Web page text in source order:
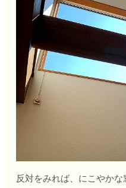
反対をみれば、にこやか